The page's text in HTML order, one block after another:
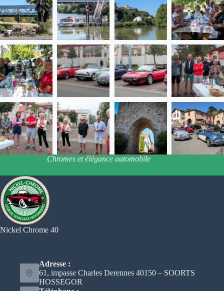
Chromes et élégance automobile
Nickel Chrome 40
Adresse :
61, impasse Charles Derennes 40150 – SOORTS
HOSSEGOR